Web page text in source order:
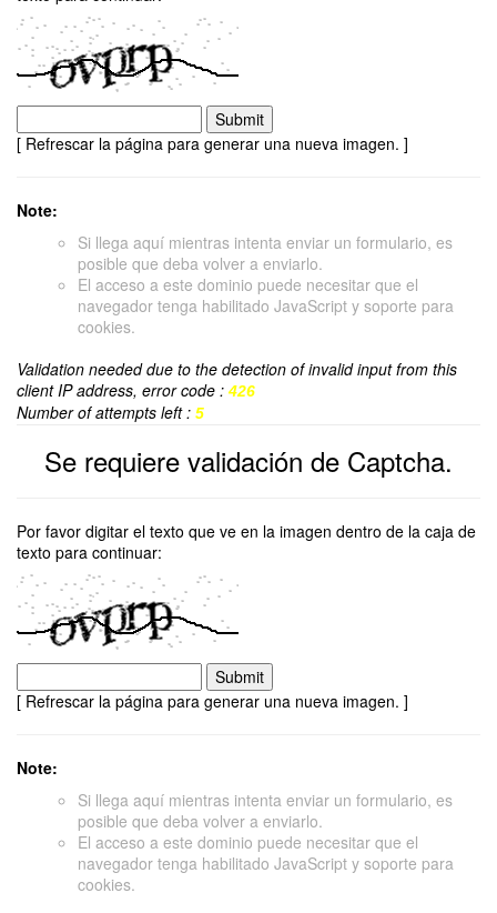
[ Refrescar la página para generar una nueva imagen. ]
Note:
Si llega aquí mientras intenta enviar un formulario, es
posible que deba volver a enviarlo.
El acceso a este dominio puede necesitar que el
navegador tenga habilitado JavaScript y soporte para
cookies.
Validation needed due to the detection of invalid input from this
client IP address, error code : 426
Number of attempts left : 5
Se requiere validación de Captcha.
Por favor digitar el texto que ve en la imagen dentro de la caja de
texto para continuar:
[ Refrescar la página para generar una nueva imagen. ]
Note:
Si llega aquí mientras intenta enviar un formulario, es
posible que deba volver a enviarlo.
El acceso a este dominio puede necesitar que el
navegador tenga habilitado JavaScript y soporte para
cookies.